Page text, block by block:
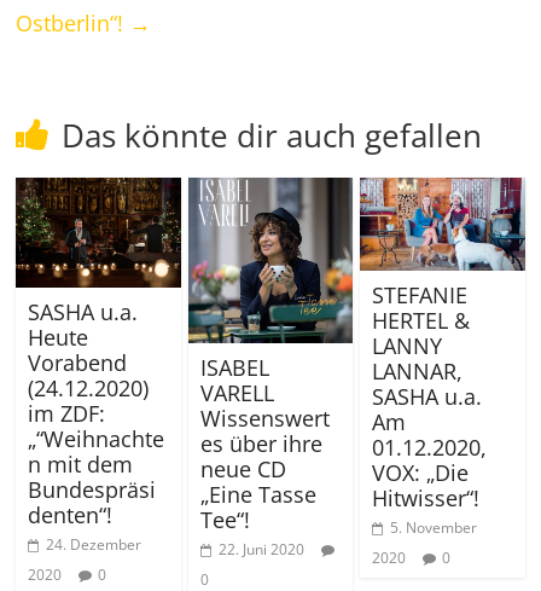
Ostberlin“! →
Das könnte dir auch gefallen
SASHA u.a.
Heute
Vorabend
(24.12.2020)
im ZDF:
„“Weihnachte
n mit dem
Bundespräsi
denten“!
24. Dezember
2020
0
ISABEL
VARELL
Wissenswert
es über ihre
neue CD
„Eine Tasse
Tee“!
22. Juni 2020
0
STEFANIE
HERTEL &
LANNY
LANNAR,
SASHA u.a.
Am
01.12.2020,
VOX: „Die
Hitwisser“!
5. November
2020
0